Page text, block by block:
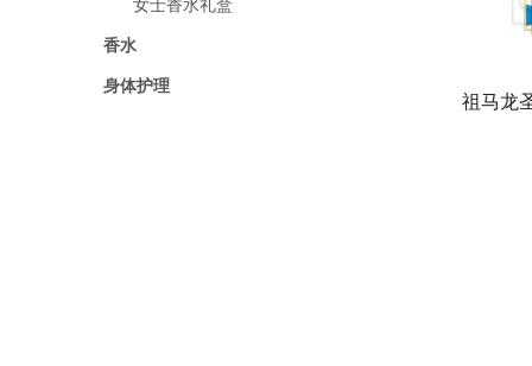
女士香水礼盒
香水
身体护理
祖马龙